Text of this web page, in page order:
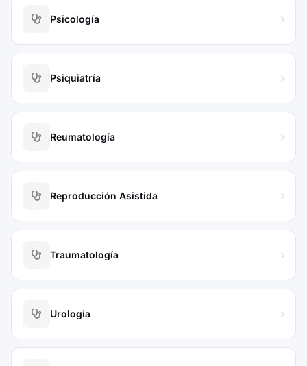
Psicología
Psiquiatría
Reumatología
Reproducción Asistida
Traumatología
Urología